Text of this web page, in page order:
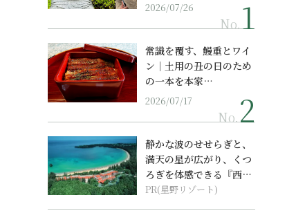
2026/07/26
No.
常識を覆す、鰻重とワイ
ン｜土用の丑の日のため
の一本を本家…
2026/07/17
No.
静かな波のせせらぎと、
満天の星が広がり、くつ
ろぎを体感できる『西表
島ホテル by...
PR(星野リゾート)